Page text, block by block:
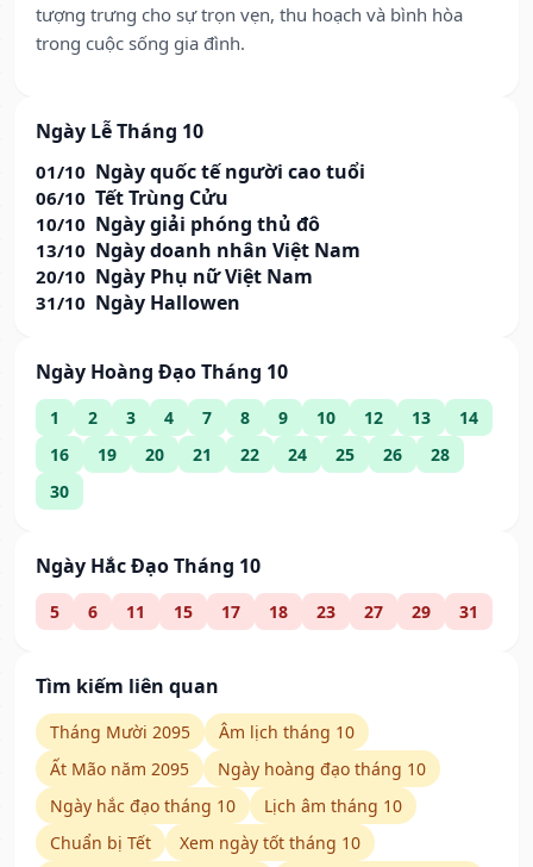
tượng trưng cho sự trọn vẹn, thu hoạch và bình hòa
trong cuộc sống gia đình.
Ngày Lễ Tháng 10
01/10 Ngày quốc tế người cao tuổi
06/10 Tết Trùng Cửu
10/10 Ngày giải phóng thủ đô
13/10 Ngày doanh nhân Việt Nam
20/10 Ngày Phụ nữ Việt Nam
31/10 Ngày Hallowen
Ngày Hoàng Đạo Tháng 10
1 2 3 4 7 8 9 10 12 13
14
16
19 20 21 22 24 25 26
28
30
Ngày Hắc Đạo Tháng 10
5 6 11 15 17 18 23 27 29 31
Tìm kiếm liên quan
Tháng Mười 2095
Âm lịch tháng 10
Ất Mão năm 2095
Ngày hoàng đạo tháng 10
Ngày hắc đạo tháng 10
Lịch âm tháng 10
Chuẩn bị Tết
Xem ngày tốt tháng 10